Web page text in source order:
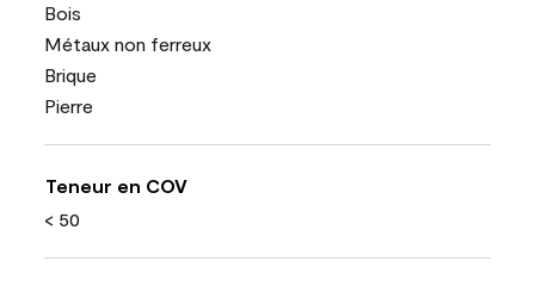
Bois
Métaux non ferreux
Brique
Pierre
Teneur en COV
< 50